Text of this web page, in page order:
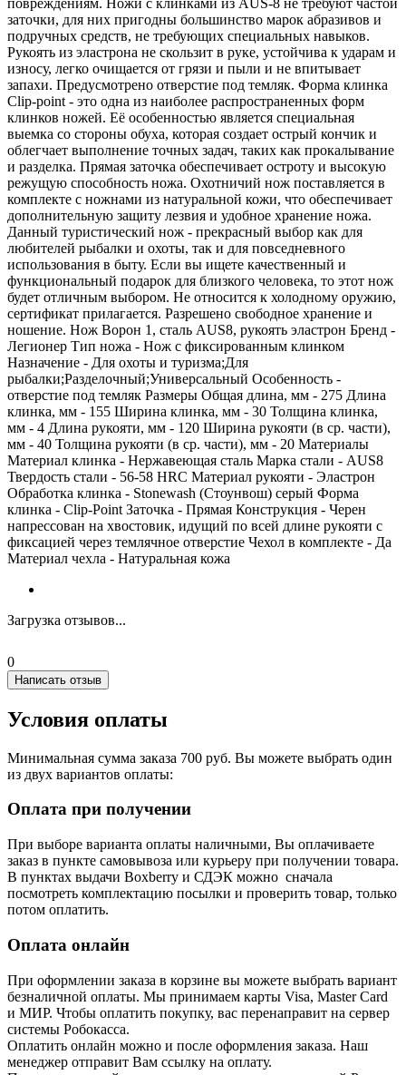
заточки, для них пригодны большинство марок абразивов и
подручных средств, не требующих специальных навыков.
Рукоять из эластрона не скользит в руке, устойчива к ударам и
износу, легко очищается от грязи и пыли и не впитывает
запахи. Предусмотрено отверстие под темляк. Форма клинка
Clip-point - это одна из наиболее распространенных форм
клинков ножей. Её особенностью является специальная
выемка со стороны обуха, которая создает острый кончик и
облегчает выполнение точных задач, таких как прокалывание
и разделка. Прямая заточка обеспечивает остроту и высокую
режущую способность ножа. Охотничий нож поставляется в
комплекте с ножнами из натуральной кожи, что обеспечивает
дополнительную защиту лезвия и удобное хранение ножа.
Данный туристический нож - прекрасный выбор как для
любителей рыбалки и охоты, так и для повседневного
использования в быту. Если вы ищете качественный и
функциональный подарок для близкого человека, то этот нож
будет отличным выбором. Не относится к холодному оружию,
сертификат прилагается. Разрешено свободное хранение и
ношение. Нож Ворон 1, сталь AUS8, рукоять эластрон Бренд -
Легионер Тип ножа - Нож с фиксированным клинком
Назначение - Для охоты и туризма;Для
рыбалки;Разделочный;Универсальный Особенность -
отверстие под темляк Размеры Общая длина, мм - 275 Длина
клинка, мм - 155 Ширина клинка, мм - 30 Толщина клинка,
мм - 4 Длина рукояти, мм - 120 Ширина рукояти (в ср. части),
мм - 40 Толщина рукояти (в ср. части), мм - 20 Материалы
Материал клинка - Нержавеющая сталь Марка стали - AUS8
Твердость стали - 56-58 HRC Материал рукояти - Эластрон
Обработка клинка - Stonewash (Стоунвош) серый Форма
клинка - Clip-Point Заточка - Прямая Конструкция - Черен
напрессован на хвостовик, идущий по всей длине рукояти с
фиксацией через темлячное отверстие Чехол в комплекте - Да
Материал чехла - Натуральная кожа
Загрузка отзывов...
0
Написать отзыв
Условия оплаты
Минимальная сумма заказа 700 руб. Вы можете выбрать один
из двух вариантов оплаты:
Оплата при получении
При выборе варианта оплаты наличными, Вы оплачиваете
заказ в пункте самовывоза или курьеру при получении товара.
В пунктах выдачи Boxberry и СДЭК можно сначала
посмотреть комплектацию посылки и проверить товар, только
потом оплатить.
Оплата онлайн
При оформлении заказа в корзине вы можете выбрать вариант
безналичной оплаты. Мы принимаем карты Visa, Master Card
и МИР. Чтобы оплатить покупку, вас перенаправит на сервер
системы Робокасса.
Оплатить онлайн можно и после оформления заказа. Наш
менеджер отправит Вам ссылку на оплату.